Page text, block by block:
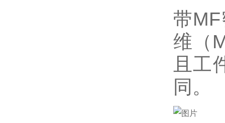
带
维（
且工
同。